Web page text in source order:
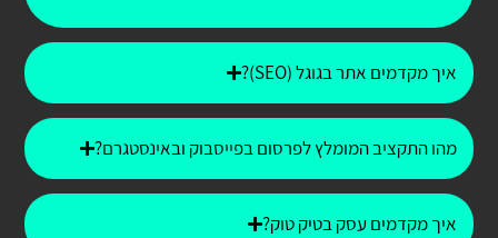
איך מקדמים אתר בגוגל (SEO)?
מהו התקציב המומלץ לפרסום בפייסבוק ובאינסטגרם?
איך מקדמים עסק בטיק טוק?